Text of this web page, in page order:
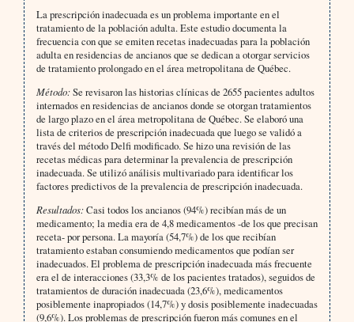
La prescripción inadecuada es un problema importante en el
tratamiento de la población adulta. Este estudio documenta la
frecuencia con que se emiten recetas inadecuadas para la población
adulta en residencias de ancianos que se dedican a otorgar servicios
de tratamiento prolongado en el área metropolitana de Québec.
Método:Se revisaron las historias clínicas de 2655 pacientes adultos
internados en residencias de ancianos donde se otorgan tratamientos
de largo plazo en el área metropolitana de Québec. Se elaboró una
lista de criterios de prescripción inadecuada que luego se validó a
través del método Delfi modificado. Se hizo una revisión de las
recetas médicas para determinar la prevalencia de prescripción
inadecuada. Se utilizó análisis multivariado para identificar los
factores predictivos de la prevalencia de prescripción inadecuada.
Resultados:Casi todos los ancianos (94%) recibían más de un
medicamento; la media era de 4,8 medicamentos -de los que precisan
receta- por persona. La mayoría (54,7%) de los que recibían
tratamiento estaban consumiendo medicamentos que podían ser
inadecuados. El problema de prescripción inadecuada más frecuente
era el de interacciones (33,3% de los pacientes tratados), seguidos de
tratamientos de duración inadecuada (23,6%), medicamentos
posiblemente inapropiados (14,7%) y dosis posiblemente inadecuadas
(9,6%). Los problemas de prescripción fueron más comunes en el